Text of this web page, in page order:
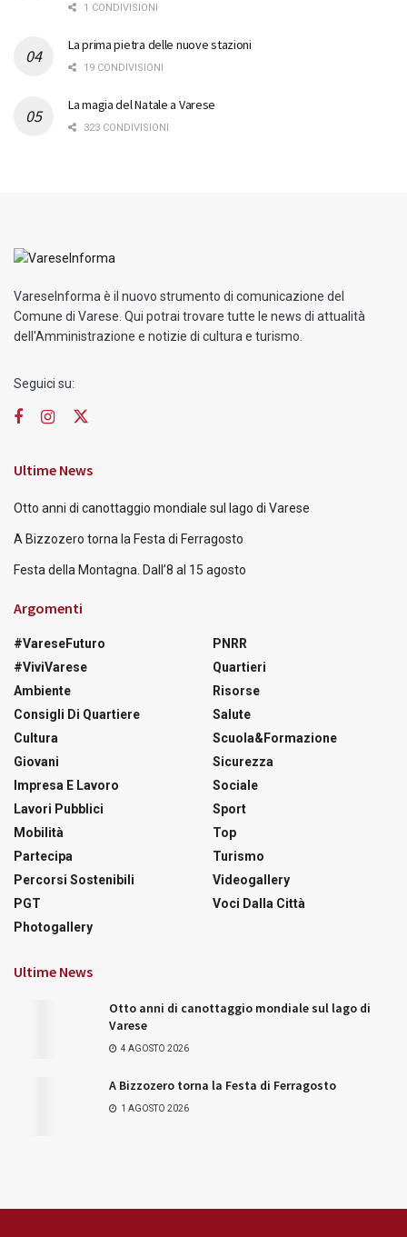
1 CONDIVISIONI
La prima pietra delle nuove stazioni
19 CONDIVISIONI
La magia del Natale a Varese
323 CONDIVISIONI
VareseInforma è il nuovo strumento di comunicazione del
Comune di Varese. Qui potrai trovare tutte le news di attualità
dell'Amministrazione e notizie di cultura e turismo.
Seguici su:
Ultime News
Otto anni di canottaggio mondiale sul lago di Varese
A Bizzozero torna la Festa di Ferragosto
Festa della Montagna. Dall’8 al 15 agosto
Argomenti
#VareseFuturo
#ViviVarese
Ambiente
Consigli Di Quartiere
Cultura
Giovani
Impresa E Lavoro
Lavori Pubblici
Mobilità
Partecipa
Percorsi Sostenibili
PGT
Photogallery
PNRR
Quartieri
Risorse
Salute
Scuola&Formazione
Sicurezza
Sociale
Sport
Top
Turismo
Videogallery
Voci Dalla Città
Ultime News
Otto anni di canottaggio mondiale sul lago di
Varese
4 AGOSTO 2026
A Bizzozero torna la Festa di Ferragosto
1 AGOSTO 2026